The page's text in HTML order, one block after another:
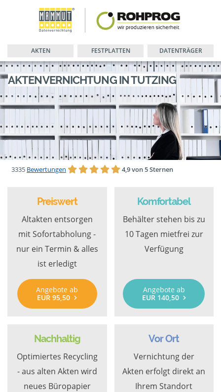
AKTEN FESTPLATTEN DATENTRÄGER
AKTENVERNICHTUNG IN TUTZING
3335 Bewertungen 4,9 von 5 Sternen
Preiswert
Altakten entsorgen
mit Sofortabholung -
nur ein Termin & alles
ist erledigt
Angebote ab
EUR 95,50
Komfortabel
Behälter stehen bis zu
10 Tagen mietfrei zur
Verfügung
Angebote ab
EUR 140,50
Nachhaltig
Optimiertes Recycling
- aus alten Akten wird
neues Büropapier
Vor Ort
Vernichtung der
Akten erfolgt direkt an
Ihrem Standort